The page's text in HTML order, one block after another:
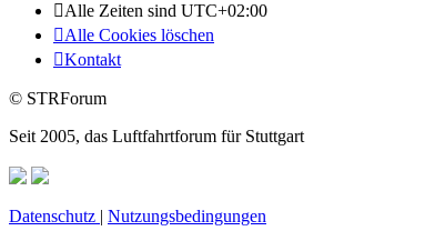
Alle Zeiten sind UTC+02:00
Alle Cookies löschen
Kontakt
© STRForum
Seit 2005, das Luftfahrtforum für Stuttgart
Datenschutz | Nutzungsbedingungen